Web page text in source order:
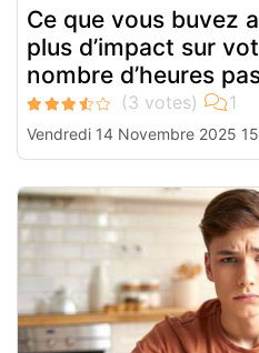
Ce que vous buvez
plus d’impact sur
nombre d’heures
Vendredi 14 Novembre 2025